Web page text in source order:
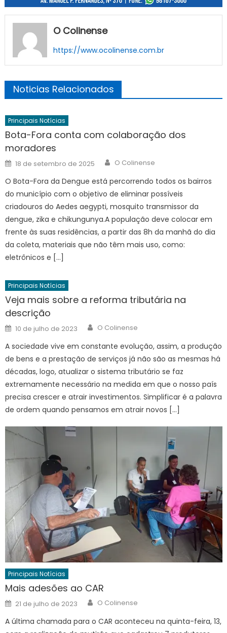
O Colinense
https://www.ocolinense.com.br
Noticias Relacionados
Principais Notícias
Bota-Fora conta com colaboração dos
moradores
Posted
on
18 de setembro de 2025 Author
O Colinense
O Bota-Fora da Dengue está percorrendo todos os bairros
do município com o objetivo de eliminar possíveis
criadouros do Aedes aegypti, mosquito transmissor da
dengue, zika e chikungunya.A população deve colocar em
frente às suas residências, a partir das 8h da manhã do dia
da coleta, materiais que não têm mais uso, como:
eletrônicos e […]
Principais Notícias
Veja mais sobre a reforma tributária na
descrição
Posted
on
10 de julho de 2023 Author
O Colinense
A sociedade vive em constante evolução, assim, a produção
de bens e a prestação de serviços já não são as mesmas há
décadas, logo, atualizar o sistema tributário se faz
extremamente necessário na medida em que o nosso país
precisa crescer e atrair investimentos. Simplificar é a palavra
de ordem quando pensamos em atrair novos […]
Principais Notícias
Mais adesões ao CAR
Posted
on
21 de julho de 2023 Author
O Colinense
A última chamada para o CAR aconteceu na quinta-feira, 13,